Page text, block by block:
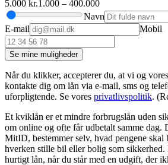
5.000 kr.1.000 – 400.000
Navn
E-mail
Mobil
Se mine muligheder
Når du klikker, accepterer du, at vi og
kontakte dig om lån via e-mail, sms og
uforpligtende. Se vores privatlivspolitik.
Et kviklån er et mindre forbrugslån uden
om online og ofte får udbetalt samme dag.
MitID, bestemmer selv, hvad pengene skal
hverken stille bil eller bolig som sikkerhed.
hurtigt lån, når du står med en udgift, der